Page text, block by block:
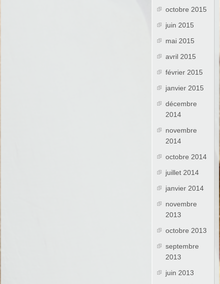
octobre 2015
juin 2015
mai 2015
avril 2015
février 2015
janvier 2015
décembre
2014
novembre
2014
octobre 2014
juillet 2014
janvier 2014
novembre
2013
octobre 2013
septembre
2013
juin 2013